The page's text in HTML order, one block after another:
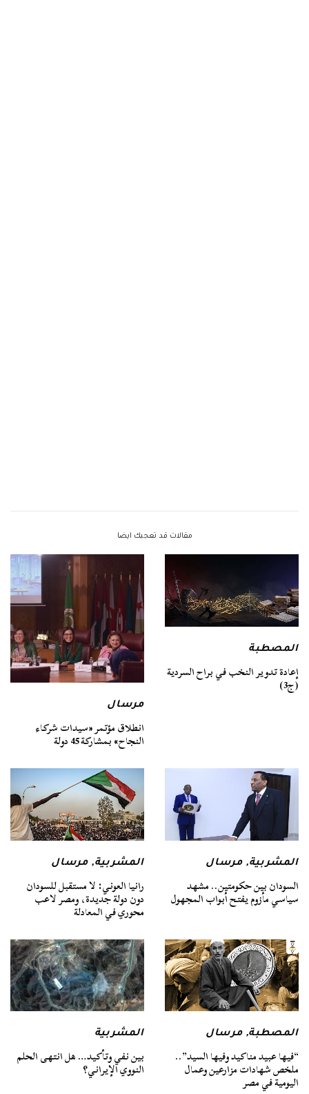
مقالات قد تعجبك ايضا
المصطبة
إعادة تدوير النخب في براح السردية
(ج3)
مرسال
انطلاق مؤتمر «سيدات شركاء
النجاح» بمشاركة 45 دولة
المشربية,مرسال
السودان بين حكومتين.. مشهد
سياسي مأزوم يفتح أبواب المجهول
المشربية,مرسال
رانيا العوني: لا مستقبل للسودان
دون دولة جديدة، ومصر لاعب
محوري في المعادلة
المصطبة,مرسال
“فيها عبيد مناكيد وفيها السيد”..
ملخص شهادات مزارعين وعمال
اليومية في مصر
المشربية
بين نفي وتأكيد… هل انتهى الحلم
النووي الإيراني؟